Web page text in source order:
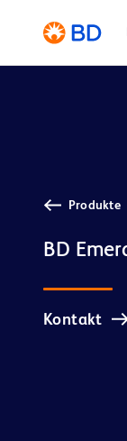
Produkte
Kontakt